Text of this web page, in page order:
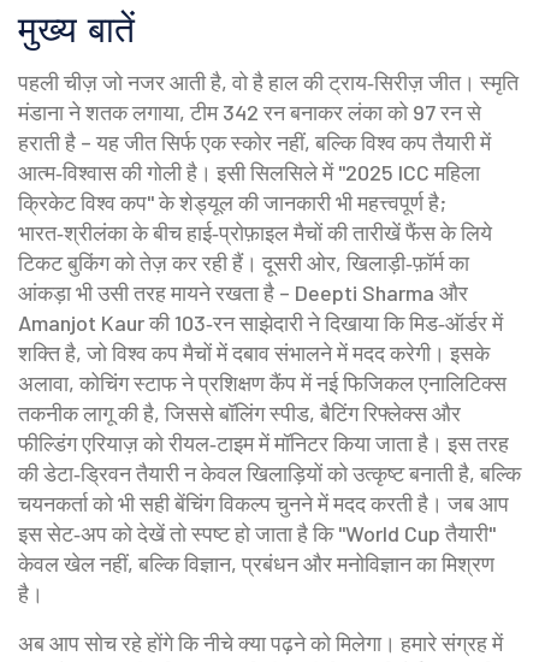
मुख्य बातें
पहली चीज़ जो नजर आती है, वो है हाल की ट्राय‑सिरीज़ जीत। स्मृति
मंडाना ने शतक लगाया, टीम 342 रन बनाकर लंका को 97 रन से
हराती है – यह जीत सिर्फ एक स्कोर नहीं, बल्कि विश्व कप तैयारी में
आत्म‑विश्वास की गोली है। इसी सिलसिले में "2025 ICC महिला
क्रिकेट विश्व कप" के शेड्यूल की जानकारी भी महत्त्वपूर्ण है;
भारत‑श्रीलंका के बीच हाई‑प्रोफ़ाइल मैचों की तारीखें फैंस के लिये
टिकट बुकिंग को तेज़ कर रही हैं। दूसरी ओर, खिलाड़ी‑फ़ॉर्म का
आंकड़ा भी उसी तरह मायने रखता है – Deepti Sharma और
Amanjot Kaur की 103‑रन साझेदारी ने दिखाया कि मिड‑ऑर्डर में
शक्ति है, जो विश्व कप मैचों में दबाव संभालने में मदद करेगी। इसके
अलावा, कोचिंग स्टाफ ने प्रशिक्षण कैंप में नई फिजिकल एनालिटिक्स
तकनीक लागू की है, जिससे बॉलिंग स्पीड, बैटिंग रिफ्लेक्स और
फील्डिंग एरियाज़ को रीयल‑टाइम में मॉनिटर किया जाता है। इस तरह
की डेटा‑ड्रिवन तैयारी न केवल खिलाड़ियों को उत्कृष्ट बनाती है, बल्कि
चयनकर्ता को भी सही बेंचिंग विकल्प चुनने में मदद करती है। जब आप
इस सेट‑अप को देखें तो स्पष्ट हो जाता है कि "World Cup तैयारी"
केवल खेल नहीं, बल्कि विज्ञान, प्रबंधन और मनोविज्ञान का मिश्रण
है।
अब आप सोच रहे होंगे कि नीचे क्या पढ़ने को मिलेगा। हमारे संग्रह में